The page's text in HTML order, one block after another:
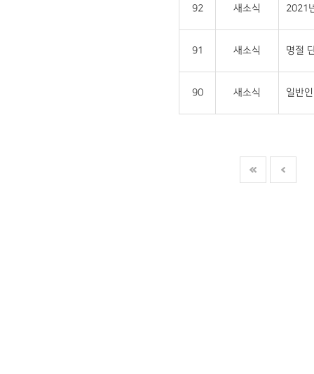
92 새소식 2021
91 새소식 명절
90 새소식 일반